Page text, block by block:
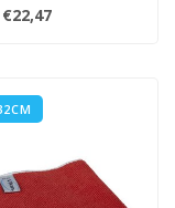
€22,47